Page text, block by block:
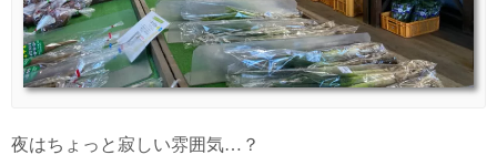
夜はちょっと寂しい雰囲気…？